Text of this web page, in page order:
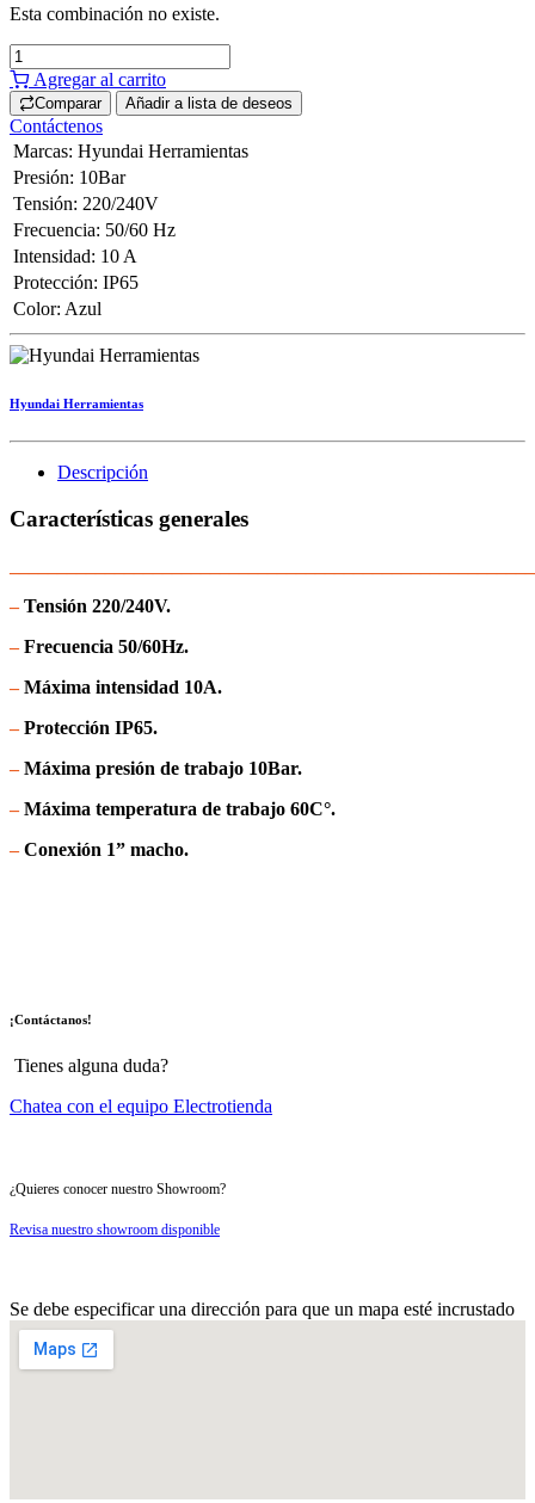
Esta combinación no existe.
Agregar al carrito
Comparar Añadir a lista de deseos
Contáctenos
Marcas: Hyundai Herramientas
Presión: 10Bar
Tensión: 220/240V
Frecuencia: 50/60 Hz
Intensidad: 10 A
Protección: IP65
Color: Azul
Hyundai Herramientas
Descripción
Características generales
–Tensión 220/240V.
–Frecuencia 50/60Hz.
–Máxima intensidad 10A.
–Protección IP65.
–Máxima presión de trabajo 10Bar.
– Máxima temperatura de trabajo 60C°.
–Conexión 1” macho.
¡Contáctanos!
Tienes alguna duda?
Chatea con el equipo Electrotienda
¿Quieres conocer nuestro Showroom?
Revisa nuestro showroom disponible
Se debe especificar una dirección para que un mapa esté incrustado